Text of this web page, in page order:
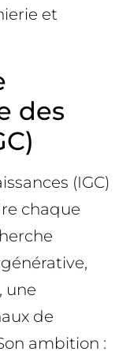
et
des
(IGC)
chaque
une
de
ambition :